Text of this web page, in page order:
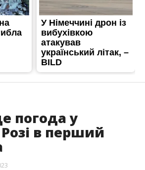
погода у
в перший